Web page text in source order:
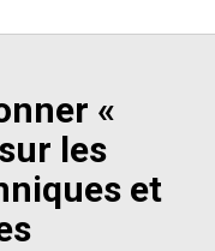
«
les
et